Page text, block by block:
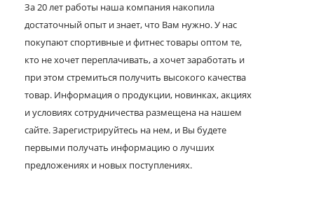
За 20 лет работы наша компания накопила
достаточный опыт и знает, что Вам нужно. У нас
покупают спортивные и фитнес товары оптом те,
кто не хочет переплачивать, а хочет заработать и
при этом стремиться получить высокого качества
товар. Информация о продукции, новинках, акциях
и условиях сотрудничества размещена на нашем
сайте. Зарегистрируйтесь на нем, и Вы будете
первыми получать информацию о лучших
предложениях и новых поступлениях.